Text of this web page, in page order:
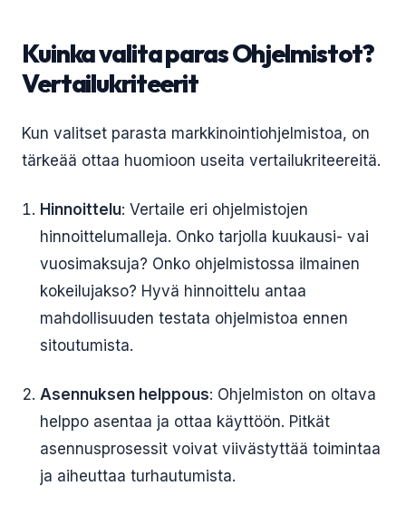
Kuinka valita paras Ohjelmistot?
Vertailukriteerit
Kun valitset parasta markkinointiohjelmistoa, on
tärkeää ottaa huomioon useita vertailukriteereitä.
Hinnoittelu: Vertaile eri ohjelmistojen
hinnoittelumalleja. Onko tarjolla kuukausi- vai
vuosimaksuja? Onko ohjelmistossa ilmainen
kokeilujakso? Hyvä hinnoittelu antaa
mahdollisuuden testata ohjelmistoa ennen
sitoutumista.
Asennuksen helppous: Ohjelmiston on oltava
helppo asentaa ja ottaa käyttöön. Pitkät
asennusprosessit voivat viivästyttää toimintaa
ja aiheuttaa turhautumista.